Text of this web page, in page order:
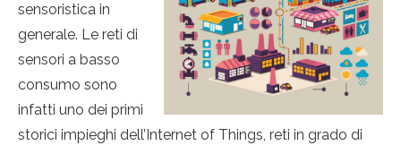
sensoristica in
generale. Le reti di
sensori a basso
consumo sono
infatti uno dei primi
storici impieghi dell’Internet of Things, reti in grado di